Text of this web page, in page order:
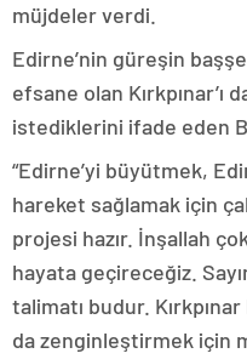
müjdeler verdi.
Edirne’nin güreşin
efsane olan Kırkpınar’ı
istediklerini ifade eden
“Edirne’yi büyütmek,
hareket sağlamak için
projesi hazır. İnşallah
hayata geçireceğiz.
talimatı budur.
da zenginleştirmek için